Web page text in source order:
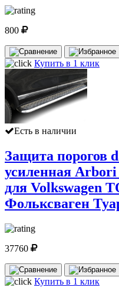
800
Купить в 1 клик
Есть в наличии
Защита порогов
усиленная
для Volkswagen
Фольксваген
37760
Купить в 1 клик